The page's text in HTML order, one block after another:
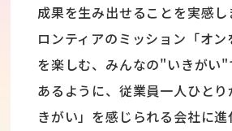
成果を生み出せることを実感
ロンティアのミッション「オ
を楽しむ、みんなの"いきがい
あるように、従業員一人ひと
きがい」を感じられる会社に進